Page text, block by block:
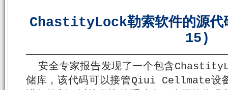
ChastityLock勒索软件的源
15)
安全专家报告发现了一个包含
储库，该代码可以接管Qiui Cellmate设